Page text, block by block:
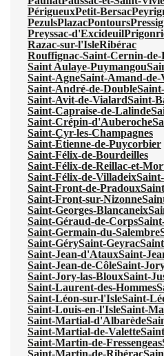
PérigueuxPetit-Bersac
PezulsPlazacPontours
Preyssac-d'Excideuil
Razac-sur-l'IsleRibérac
Rouffignac-Saint-Cernin-de-
Saint Aulaye-Puymangou
Saint-AgneSaint-Amand-de-
Saint-André-de-Double
Saint-Avit-de-VialardSaint-
Saint-Capraise-de-Lalinde
Saint-Crépin-d'Auberoche
Saint-Cyr-les-Champagnes
Saint-Étienne-de-Puycorbier
Saint-Félix-de-Bourdeilles
Saint-Félix-de-Reillac-et-
Saint-Félix-de-Villadeix
Saint-Front-de-Pradoux
Saint-Front-sur-Nizonne
Saint-Georges-Blancaneix
Saint-Géraud-de-Corps
Saint-Germain-du-Salembre
Saint-GérySaint-Geyrac
Saint-Jean-d'AtauxSaint-
Saint-Jean-de-CôleSaint-
Saint-Jory-las-BlouxSaint-
Saint-Laurent-des-Hommes
Saint-Léon-sur-l'IsleSaint-
Saint-Louis-en-l'IsleSaint-
Saint-Martial-d'Albarède
Saint-Martial-de-Valette
Saint-Martin-de-Fressengeas
Saint-Martin-de-Ribérac